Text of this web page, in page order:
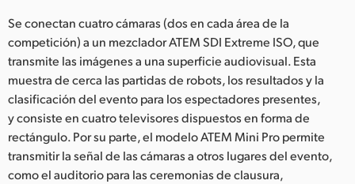
Se conectan cuatro cámaras (dos en cada área de la
competición) a un mezclador ATEM SDI Extreme ISO, que
transmite las imágenes a una superficie audiovisual. Esta
muestra de cerca las partidas de robots, los resultados y la
clasificación del evento para los espectadores presentes,
y consiste en cuatro televisores dispuestos en forma de
rectángulo. Por su parte, el modelo ATEM Mini Pro permite
transmitir la señal de las cámaras a otros lugares del evento,
como el auditorio para las ceremonias de clausura,